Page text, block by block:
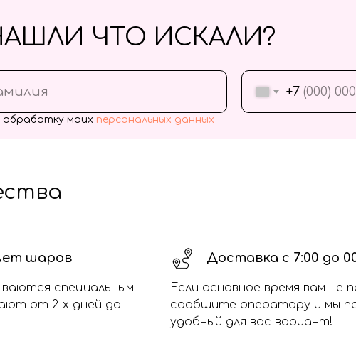
+7
обработку моих персональных данных
ЧТО ИСКАЛИ?
шаров
специальным
от 2-х дней до
Доставка с 7:00 до
Если основное время вам не
сообщите оператору и мы
удобный для вас вариант!